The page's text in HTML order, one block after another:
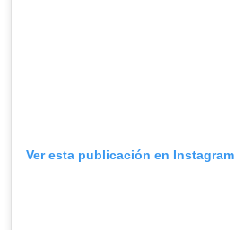
Ver esta publicación en Instagram